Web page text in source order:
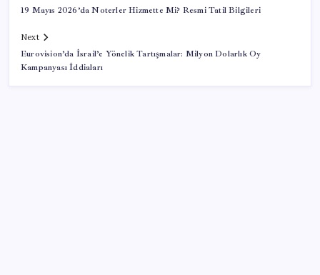
19 Mayıs 2026’da Noterler Hizmette Mi? Resmi Tatil Bilgileri
Next
Eurovision’da İsrail’e Yönelik Tartışmalar: Milyon Dolarlık Oy
Kampanyası İddiaları